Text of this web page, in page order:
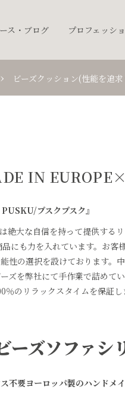
ス・ブログ プロフェッシ
ビーズクッション(性能を
IN
プスクプスク』
絶大な自信を持って提供する
にも力を入れています。お客
性の選択を設けております。
ズを弊社にて手作業で詰めて
のリラックスタイムを保証し
ーズソファシ
不要ヨーロッパ製のハンドメ